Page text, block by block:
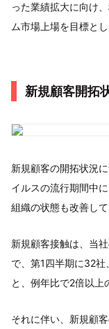
った業績拡大に向け
ム市場上場を目標と
新規顧客開拓
新規顧客の開拓状況
イルスの流行期間中
組織の状態も改善して
新規顧客接触は、当
で、第1四半期に32
と、例年比で2倍以上
それに伴い、新規顧